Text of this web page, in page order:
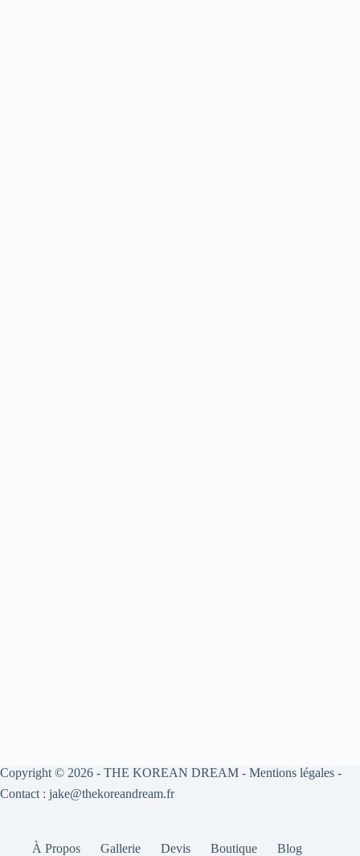
Copyright © 2026 - THE KOREAN DREAM - Mentions légales -
Contact : jake@thekoreandream.fr
À Propos Gallerie Devis Boutique Blog